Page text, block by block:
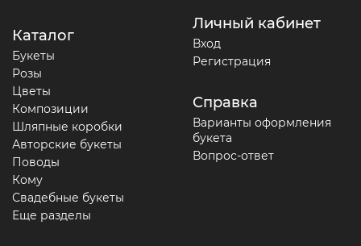
Каталог
Букеты
Розы
Цветы
Композиции
Шляпные коробки
Авторские букеты
Поводы
Кому
Свадебные букеты
Еще разделы
Личный кабинет
Вход
Регистрация
Справка
Варианты оформления
букета
Вопрос-ответ